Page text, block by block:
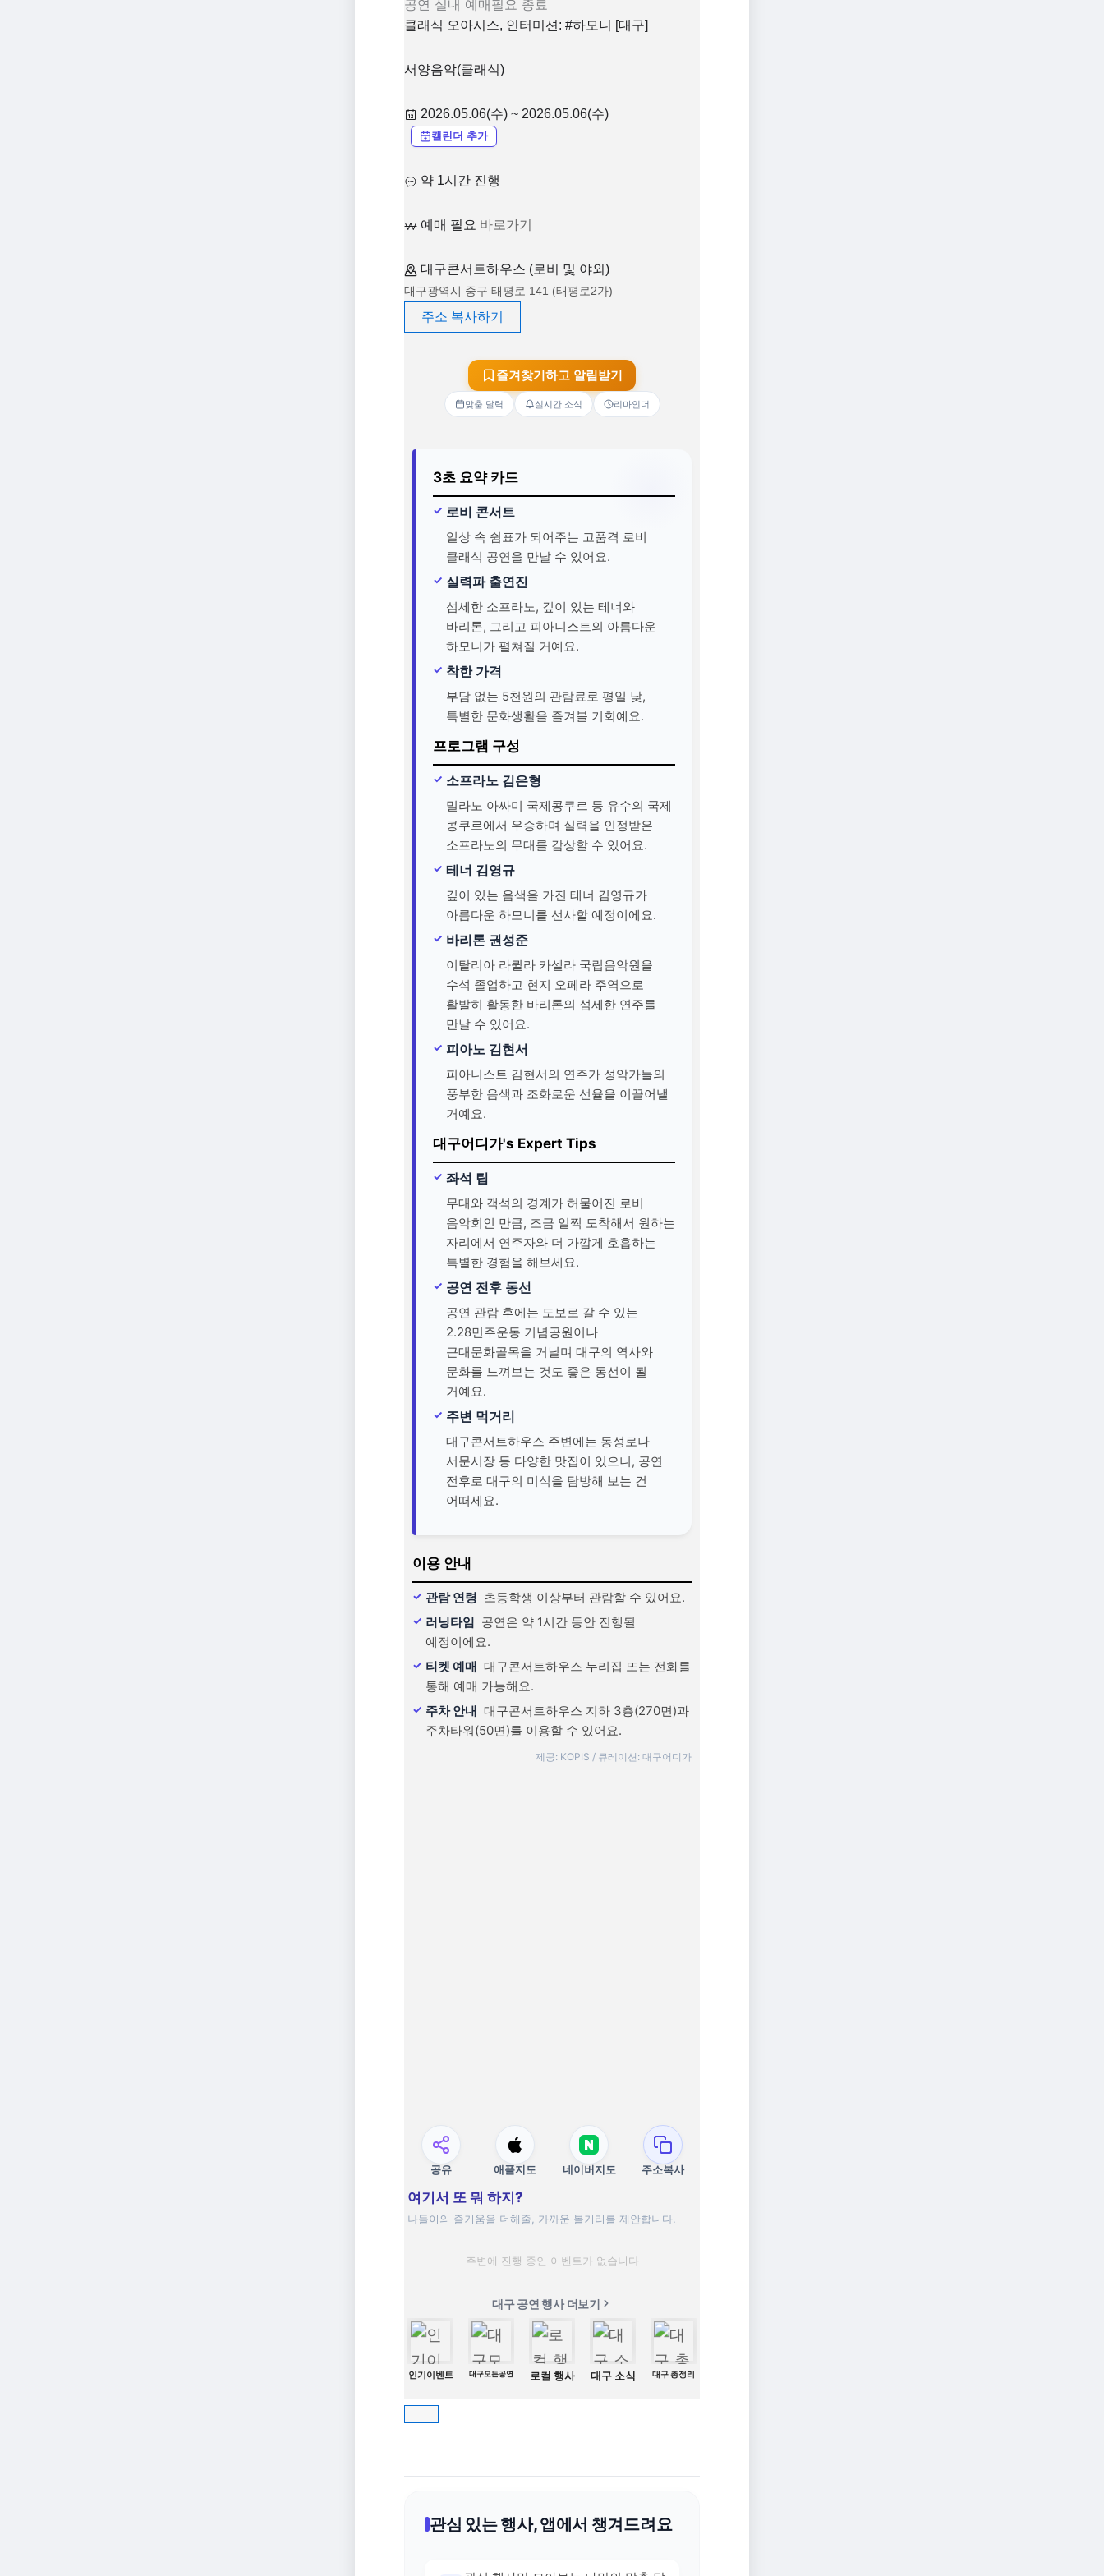
공연 실내 예매필요 종료
클래식 오아시스, 인터미션: #하모니 [대구]
서양음악(클래식)
2026.05.06(수) ~ 2026.05.06(수)
캘린더 추가
약 1시간 진행
예매 필요 바로가기
대구콘서트하우스 (로비 및 야외)
대구광역시 중구 태평로 141 (태평로2가)
주소 복사하기
즐겨찾기하고 알림받기
맞춤 달력 실시간 소식 리마인더
3초 요약 카드
로비 콘서트
일상 속 쉼표가 되어주는 고품격 로비
클래식 공연을 만날 수 있어요.
실력파 출연진
섬세한 소프라노, 깊이 있는 테너와
바리톤, 그리고 피아니스트의 아름다운
하모니가 펼쳐질 거예요.
착한 가격
부담 없는 5천원의 관람료로 평일 낮,
특별한 문화생활을 즐겨볼 기회예요.
프로그램 구성
소프라노 김은형
밀라노 아싸미 국제콩쿠르 등 유수의 국제
콩쿠르에서 우승하며 실력을 인정받은
소프라노의 무대를 감상할 수 있어요.
테너 김영규
깊이 있는 음색을 가진 테너 김영규가
아름다운 하모니를 선사할 예정이에요.
바리톤 권성준
이탈리아 라퀼라 카셀라 국립음악원을
수석 졸업하고 현지 오페라 주역으로
활발히 활동한 바리톤의 섬세한 연주를
만날 수 있어요.
피아노 김현서
피아니스트 김현서의 연주가 성악가들의
풍부한 음색과 조화로운 선율을 이끌어낼
거예요.
대구어디가's Expert Tips
좌석 팁
무대와 객석의 경계가 허물어진 로비
음악회인 만큼, 조금 일찍 도착해서 원하는
자리에서 연주자와 더 가깝게 호흡하는
특별한 경험을 해보세요.
공연 전후 동선
공연 관람 후에는 도보로 갈 수 있는
2.28민주운동 기념공원이나
근대문화골목을 거닐며 대구의 역사와
문화를 느껴보는 것도 좋은 동선이 될
거예요.
주변 먹거리
대구콘서트하우스 주변에는 동성로나
서문시장 등 다양한 맛집이 있으니, 공연
전후로 대구의 미식을 탐방해 보는 건
어떠세요.
이용 안내
관람 연령 초등학생 이상부터 관람할 수 있어요.
러닝타임 공연은 약 1시간 동안 진행될
예정이에요.
티켓 예매 대구콘서트하우스 누리집 또는 전화를
통해 예매 가능해요.
주차 안내 대구콘서트하우스 지하 3층(270면)과
주차타워(50면)를 이용할 수 있어요.
제공: KOPIS / 큐레이션: 대구어디가
공유 애플지도 네이버지도 주소복사
여기서 또 뭐 하지?
나들이의 즐거움을 더해줄, 가까운 볼거리를 제안합니다.
주변에 진행 중인 이벤트가 없습니다
대구 공연 행사 더보기
인기이벤트 대구모든공연 로컬 행사 대구 소식 대구 총정리
관심 있는 행사, 앱에서 챙겨드려요